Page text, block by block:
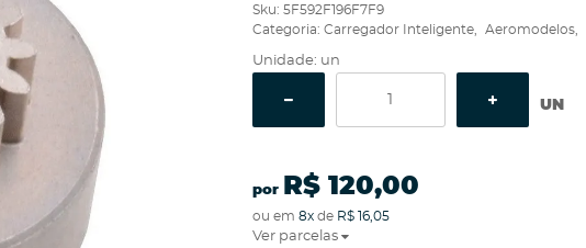
Sku: 5F592F196F7F9
Categoria: Carregador Inteligente Aeromodelos
Unidade: un
UN
por R$ 120,00
ou em 8xde R$ 16,05
Ver parcelas